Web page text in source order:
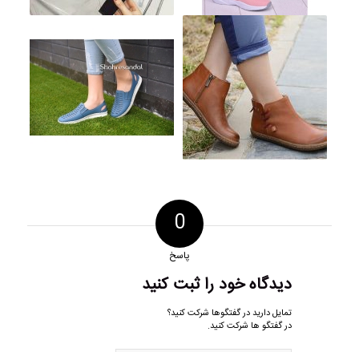
0
پاسخ
دیدگاه خود را ثبت کنید
تمایل دارید در گفتگوها شرکت کنید؟
در گفتگو ها شرکت کنید.